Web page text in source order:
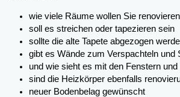
wie viele Räume wollen Sie renovieren
soll es streichen oder tapezieren sein
sollte die alte Tapete abgezogen
gibt es Wände zum Verspachteln und
und wie sieht es mit den Fenstern und
sind die Heizkörper ebenfalls
neuer Bodenbelag gewünscht